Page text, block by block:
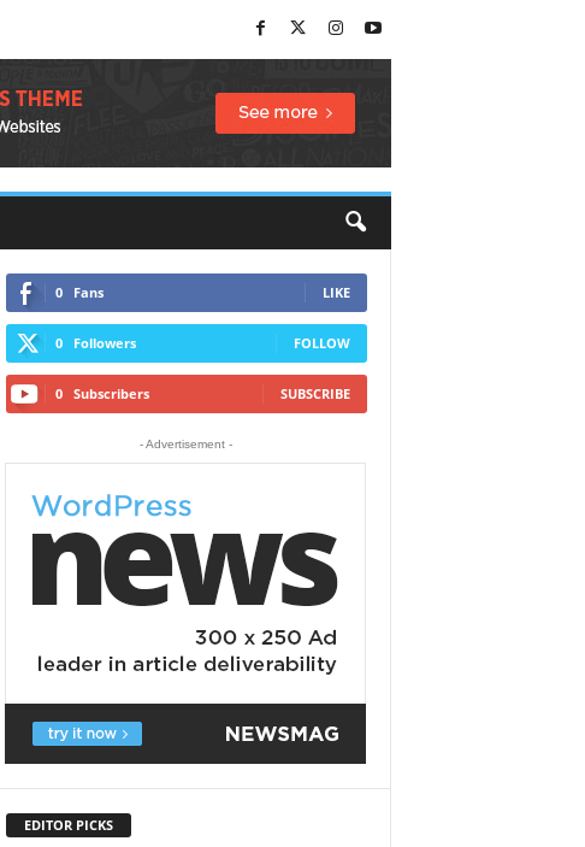
0 Fans LIKE
0 Followers FOLLOW
0 Subscribers SUBSCRIBE
- Advertisement -
EDITOR PICKS